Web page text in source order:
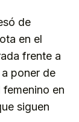
de
en el
frente a
poner de
en
siguen